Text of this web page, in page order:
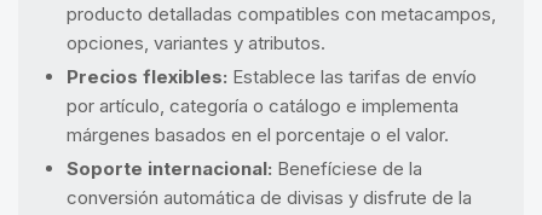
producto detalladas compatibles con metacampos,
opciones, variantes y atributos.
Precios flexibles: Establece las tarifas de envío
por artículo, categoría o catálogo e implementa
márgenes basados en el porcentaje o el valor.
Soporte internacional: Benefíciese de la
conversión automática de divisas y disfrute de la